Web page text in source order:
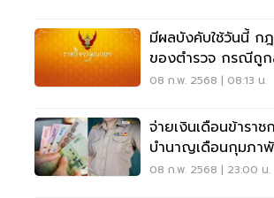
มีผลบังคับใช้วันนี้ ก
ของตำรวจ กรณีถู
เงินเดือน
08 ก.พ. 2568 | 08:13 น.
จ่ายเงินเดือนข้าราช
บำนาญเดือนกุมภา
ชัดๆ ที่นี่
08 ก.พ. 2568 | 23:00 น.